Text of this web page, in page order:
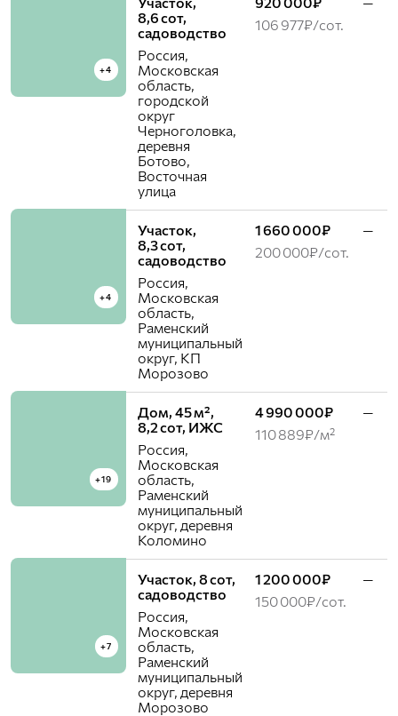
+4
8,6 сот,
садоводство
Россия,
Московская
область,
городской
округ
Черноголовка,
деревня
Ботово,
Восточная
улица
106 977₽/сот.
+4
Участок,
8,3 сот,
садоводство
Россия,
Московская
область,
Раменский
муниципальный
округ, КП
Морозово
1 660 000₽
200 000₽/сот.
—
+19
Дом, 45 м²,
8,2 сот, ИЖС
Россия,
Московская
область,
Раменский
муниципальный
округ, деревня
Коломино
4 990 000₽
110 889₽/м²
—
+7
Участок, 8 сот,
садоводство
Россия,
Московская
область,
Раменский
муниципальный
округ, деревня
Морозово
1 200 000₽
150 000₽/сот.
—